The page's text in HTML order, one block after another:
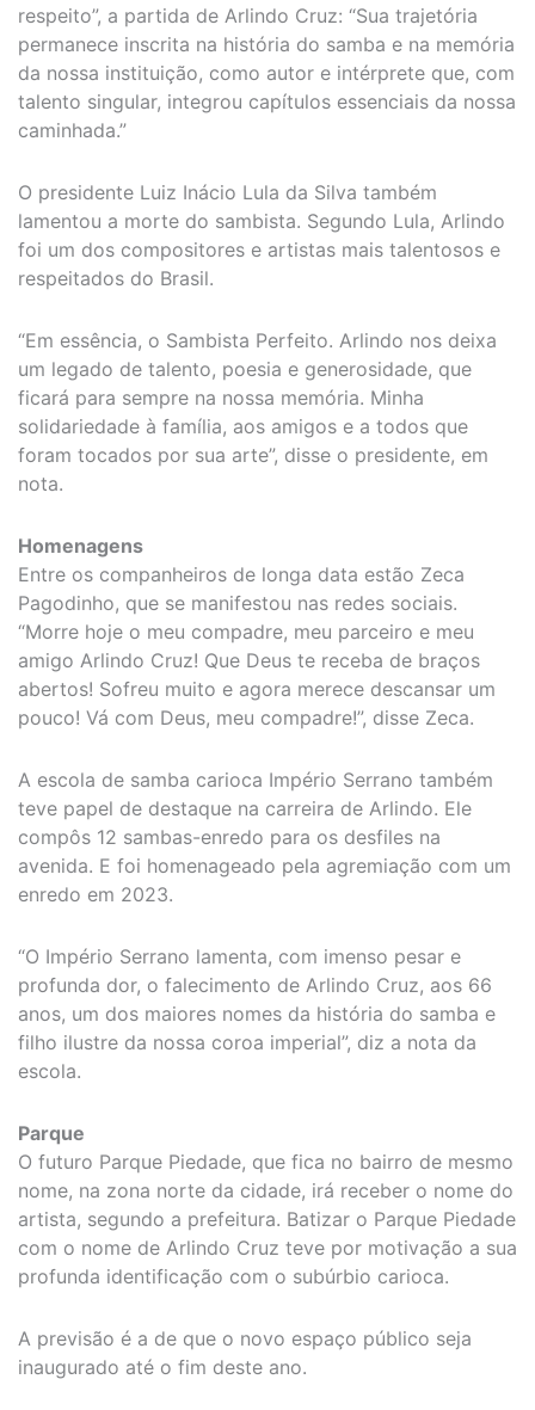
respeito”, a partida de Arlindo Cruz: “Sua trajetória
permanece inscrita na história do samba e na memória
da nossa instituição, como autor e intérprete que, com
talento singular, integrou capítulos essenciais da nossa
caminhada.”
O presidente Luiz Inácio Lula da Silva também
lamentou a morte do sambista. Segundo Lula, Arlindo
foi um dos compositores e artistas mais talentosos e
respeitados do Brasil.
“Em essência, o Sambista Perfeito. Arlindo nos deixa
um legado de talento, poesia e generosidade, que
ficará para sempre na nossa memória. Minha
solidariedade à família, aos amigos e a todos que
foram tocados por sua arte”, disse o presidente, em
nota.
Homenagens
Entre os companheiros de longa data estão Zeca
Pagodinho, que se manifestou nas redes sociais.
“Morre hoje o meu compadre, meu parceiro e meu
amigo Arlindo Cruz! Que Deus te receba de braços
abertos! Sofreu muito e agora merece descansar um
pouco! Vá com Deus, meu compadre!”, disse Zeca.
A escola de samba carioca Império Serrano também
teve papel de destaque na carreira de Arlindo. Ele
compôs 12 sambas-enredo para os desfiles na
avenida. E foi homenageado pela agremiação com um
enredo em 2023.
“O Império Serrano lamenta, com imenso pesar e
profunda dor, o falecimento de Arlindo Cruz, aos 66
anos, um dos maiores nomes da história do samba e
filho ilustre da nossa coroa imperial”, diz a nota da
escola.
Parque
O futuro Parque Piedade, que fica no bairro de mesmo
nome, na zona norte da cidade, irá receber o nome do
artista, segundo a prefeitura. Batizar o Parque Piedade
com o nome de Arlindo Cruz teve por motivação a sua
profunda identificação com o subúrbio carioca.
A previsão é a de que o novo espaço público seja
inaugurado até o fim deste ano.